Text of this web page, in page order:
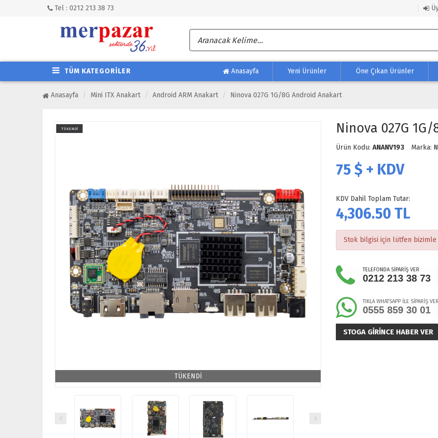
Tel : 0212 213 38 73
TÜM KATEGORİLER Anasayfa Yeni Ürünler Öne Çıkan Ürünler
Anasayfa Mini ITX Anakart Android ARM Anakart Ninova 027G 1G/8G Android Anakart
TÜKENDİ
TÜKENDİ
Ninova 027G
Ürün Kodu: ANANV193 Marka:
75 $ + KDV
KDV Dahil Toplam Tutar:
4,306.50 TL
Stok bilgisi için lütfen bizimle
TELEFONDA SİPARİŞ VER
0212 213 38 73
TIKLA WHATSAPP İLE SİPARİŞ VER
0555 859 30 01
STOGA GIRINCE HABER VER